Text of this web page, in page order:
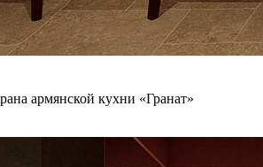
армянской кухни «Гранат»